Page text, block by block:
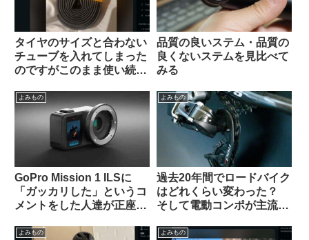
タイヤのサイズと合わない
チューブを入れてしまった
のですがこのまま使い続け
外掲示板より）
品質の良いステム・品質の
良くないステムを見比べて
みる
よみもの
GoPro Mission 1 ILSに
「ガッカリした」というコ
メントをした人達が正座さ
ッドを海外掲示板で発見
よみもの
過去20年間でロードバイク
はどれくらい変わった？
そして電動コンポが主流に
外掲示板でのオピニオン観
よみもの よみもの